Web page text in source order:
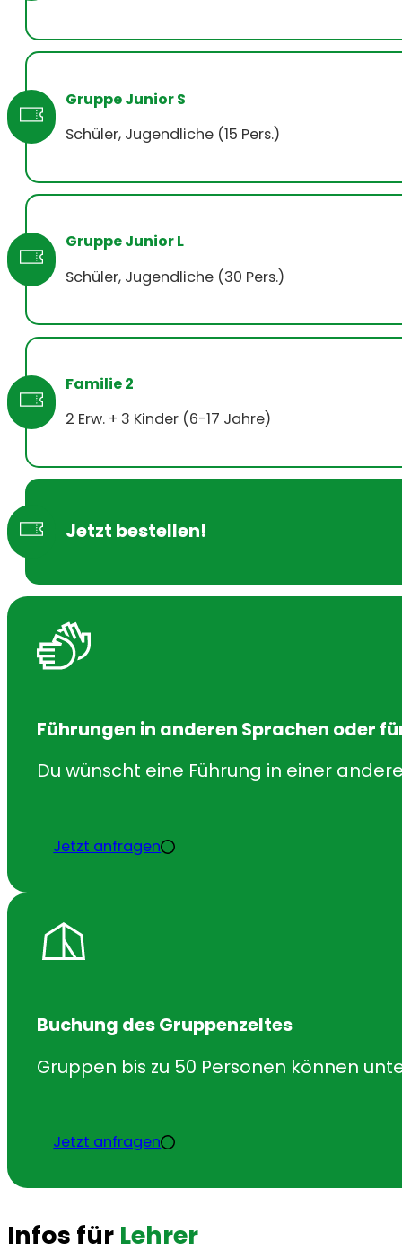
Gruppe Junior S
Schüler, Jugendliche (15 Pers.)
Gruppe Junior L
Schüler, Jugendliche (30 Pers.)
Familie 2
2 Erw. + 3 Kinder (6-17 Jahre)
Jetzt bestellen!
Führungen in anderen Sprachen oder
Du wünscht eine Führung in einer
Jetzt anfragen
Buchung des Gruppenzeltes
Gruppen bis zu 50 Personen können
Jetzt anfragen
Infos für Lehrer